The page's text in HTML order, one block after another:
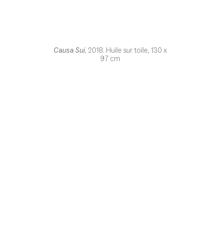
Causa Sui, 2018. Huile sur toile, 130 x
97 cm